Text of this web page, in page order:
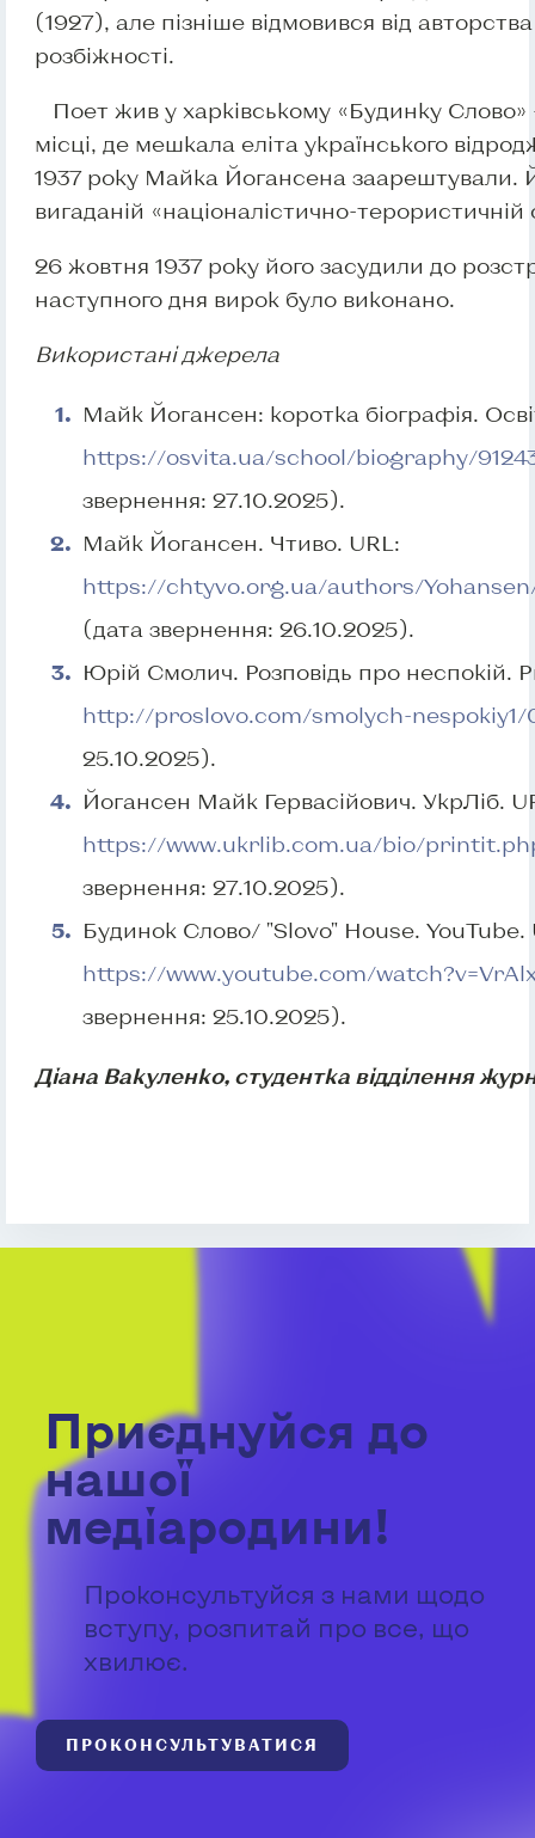
(1927), але пізніше відмовився від авторства
розбіжності.
Поет жив у харківському «Будинку
місці, де мешкала еліта українського
1937 року Майка Йогансена заарештували.
вигаданій «націоналістично-терористичній
26 жовтня 1937 року його засудили до
наступного дня вирок було виконано.
Використані джерела
Майк Йогансен: коротка біографія.
https://osvita.ua/school/biography/
звернення: 27.10.2025).
Майк Йогансен. Чтиво. URL:
https://chtyvo.org.ua/authors/
(дата звернення: 26.10.2025).
Юрій Смолич. Розповідь про неспокій.
http://proslovo.com/smolych-nespokiy1/
25.10.2025).
Йогансен Майк Гервасійович. УкрЛіб.
https://www.ukrlib.com.ua/bio/
звернення: 27.10.2025).
Будинок Слово/ "Slovo" House. YouTube.
https://www.youtube.com/
звернення: 25.10.2025).
Діана Вакуленко, студентка відділення
Приєднуйся до
нашої
медіародини!
Проконсультуйся з нами щодо
вступу, розпитай про все, що
хвилює.
ПРОКОНСУЛЬТУВАТИСЯ